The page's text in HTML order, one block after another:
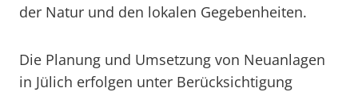
der Natur und den lokalen Gegebenheiten.
Die Planung und Umsetzung von Neuanlagen
in Jülich erfolgen unter Berücksichtigung